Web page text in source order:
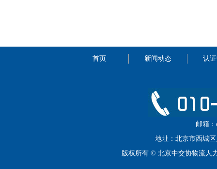
首页 新闻动态 认
邮箱：
地址：北京市西城区
版权所有 © 北京中交协物流人